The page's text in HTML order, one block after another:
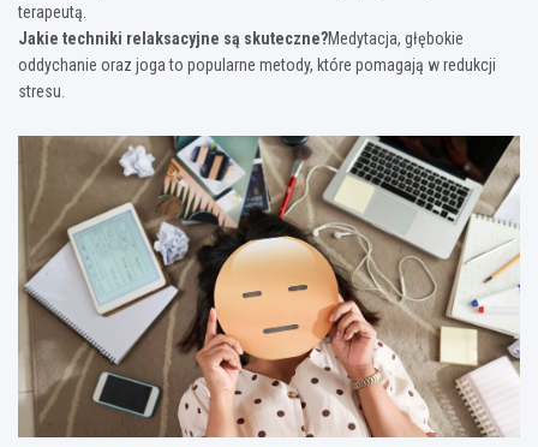
terapeutą.
Jakie techniki relaksacyjne są skuteczne?Medytacja, głębokie
oddychanie oraz joga to popularne metody, które pomagają w redukcji
stresu.